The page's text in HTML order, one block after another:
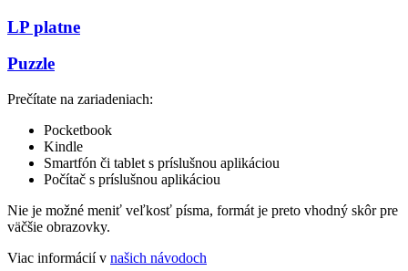
LP platne
Puzzle
Prečítate na zariadeniach:
Pocketbook
Kindle
Smartfón či tablet s príslušnou aplikáciou
Počítač s príslušnou aplikáciou
Nie je možné meniť veľkosť písma, formát je preto vhodný skôr pre
väčšie obrazovky.
Viac informácií v našich návodoch